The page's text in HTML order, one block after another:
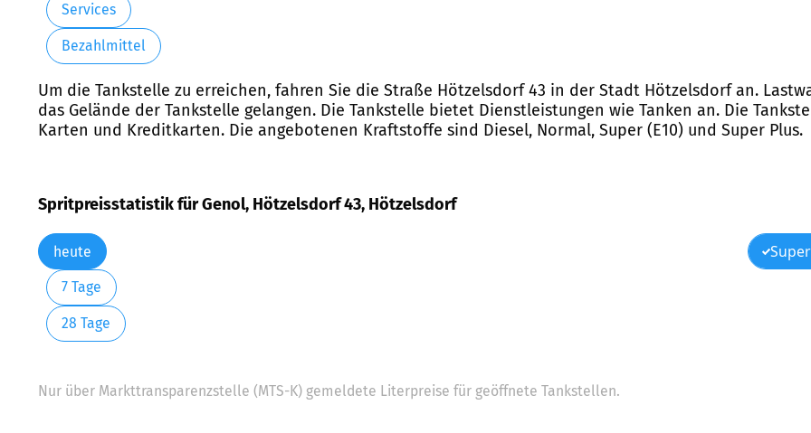
Services
Bezahlmittel
Um die Tankstelle zu erreichen, fahren Sie die Straße Hötzelsdorf 43 in der Stadt Hötzelsdorf an.
das Gelände der Tankstelle gelangen. Die Tankstelle bietet Dienstleistungen wie Tanken an. Die
Karten und Kreditkarten. Die angebotenen Kraftstoffe sind Diesel, Normal, Super (E10) und Super Plus.
Spritpreisstatistik für Genol, Hötzelsdorf 43, Hötzelsdorf
heute
7 Tage
28 Tage
Nur über Markttransparenzstelle (MTS-K) gemeldete Literpreise für geöffnete Tankstellen.